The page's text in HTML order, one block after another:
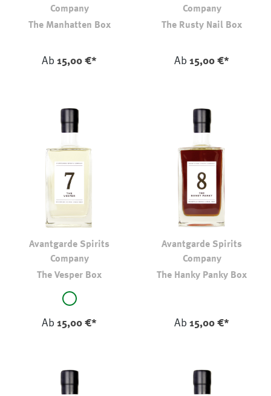
Company
The Manhatten Box
Ab 15,00 €*
Company
The Rusty Nail Box
Ab 15,00 €*
Avantgarde Spirits
Company
The Vesper Box
auswählen
original
Ab 15,00 €*
Avantgarde Spirits
Company
The Hanky Panky Box
Ab 15,00 €*